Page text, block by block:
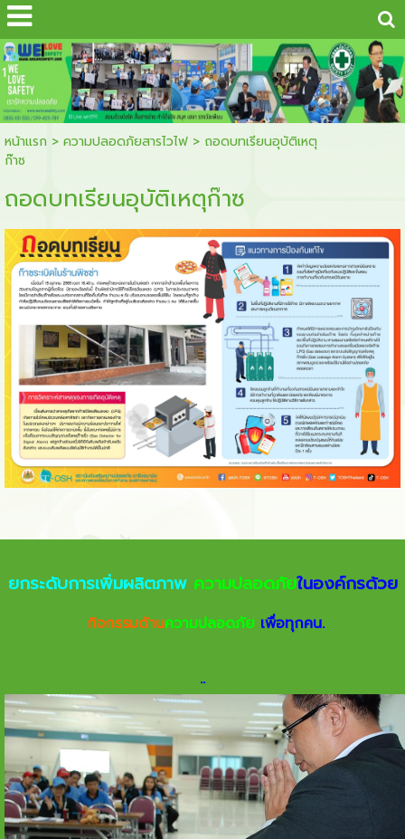
...
1
หน้าแรก > ความปลอดภัยสารไวไฟ> ถอดบทเรียนอุบัติเหตุ
ก๊าซ
ถอดบทเรียนอุบัติเหตุก๊าซ
ยกระดับการเพิ่มผลิตภาพความปลอดภัยในองค์กรด้วย
กิจกรรมด้านความปลอดภัย เพื่อทุกคน.
..